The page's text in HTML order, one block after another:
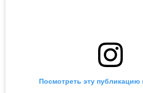
Посмотреть эту публикацию